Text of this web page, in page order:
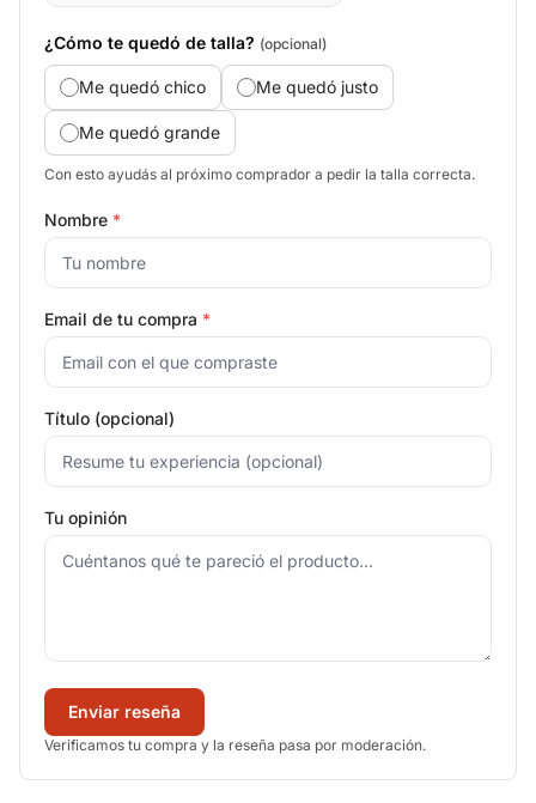
¿Cómo te quedó de talla? (opcional)
Me quedó chico Me quedó justo
Me quedó grande
Con esto ayudás al próximo comprador a pedir la talla correcta.
Nombre *
Email de tu compra *
Título (opcional)
Tu opinión
Enviar reseña
Verificamos tu compra y la reseña pasa por moderación.